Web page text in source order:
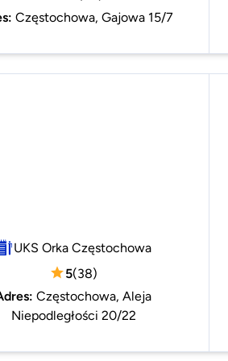
: Częstochowa, Gajowa 15/7
UKS Orka Częstochowa
5(38)
: Częstochowa, Aleja
Niepodległości 20/22